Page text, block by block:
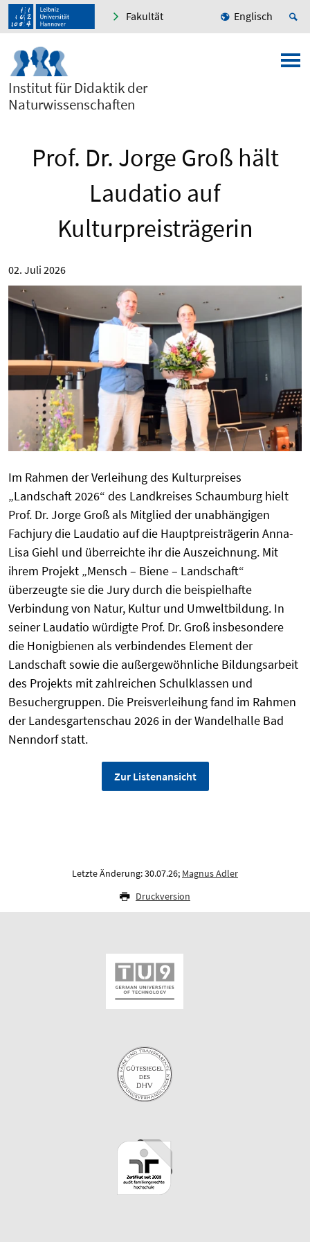
Fakultät Englisch
Institut für Didaktik der
Naturwissenschaften
Prof. Dr. Jorge Groß hält
Laudatio auf
Kulturpreisträgerin
02. Juli 2026
Im Rahmen der Verleihung des Kulturpreises
„Landschaft 2026“ des Landkreises Schaumburg hielt
Prof. Dr. Jorge Groß als Mitglied der unabhängigen
Fachjury die Laudatio auf die Hauptpreisträgerin Anna-
Lisa Giehl und überreichte ihr die Auszeichnung. Mit
ihrem Projekt „Mensch – Biene – Landschaft“
überzeugte sie die Jury durch die beispielhafte
Verbindung von Natur, Kultur und Umweltbildung. In
seiner Laudatio würdigte Prof. Dr. Groß insbesondere
die Honigbienen als verbindendes Element der
Landschaft sowie die außergewöhnliche Bildungsarbeit
des Projekts mit zahlreichen Schulklassen und
Besuchergruppen. Die Preisverleihung fand im Rahmen
der Landesgartenschau 2026 in der Wandelhalle Bad
Nenndorf statt.
Zur Listenansicht
Letzte Änderung: 30.07.26; Magnus Adler
Druckversion